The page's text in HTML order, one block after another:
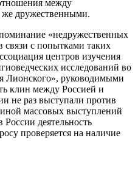
между
же дружественными.
«недружественных
связи с попытками таких
центров изучения
исследований во
Лионского», руководимыми
клин между Россией и
не раз выступали против
массовых выступлений
деятельность
проверяется на наличие